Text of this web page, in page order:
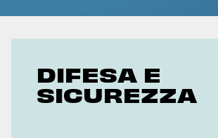
DIFESA E
SICUREZZA